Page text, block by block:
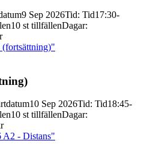
9 Sep 2026Tid: Tid17:30-
10 st tillfällenDagar:
10 Sep 2026Tid: Tid18:45-
10 st tillfällenDagar:
A2 - Distans"